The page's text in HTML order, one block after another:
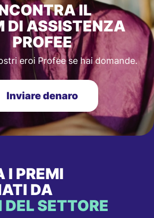
IL
DI ASSISTENZA
PROFEE
eroi Profee se hai domande.
Inviare denaro
I PREMI
DA
DEL SETTORE